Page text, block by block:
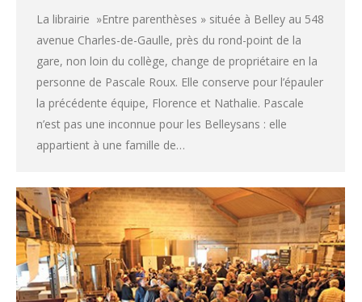
La librairie »Entre parenthèses » située à Belley au 548
avenue Charles-de-Gaulle, près du rond-point de la
gare, non loin du collège, change de propriétaire en la
personne de Pascale Roux. Elle conserve pour l’épauler
la précédente équipe, Florence et Nathalie. Pascale
n’est pas une inconnue pour les Belleysans : elle
appartient à une famille de…